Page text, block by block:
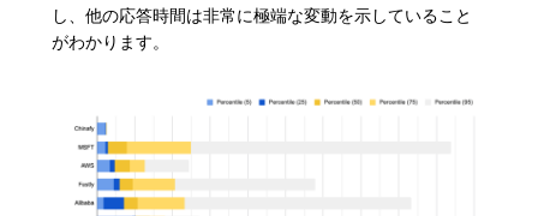
し、他の応答時間は非常に極端な変動を示していること
がわかります。